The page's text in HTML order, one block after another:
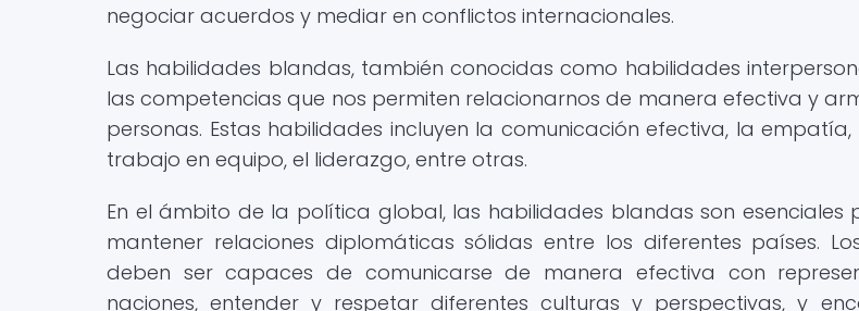
negociar acuerdos y mediar en conflictos internacionales.
Las habilidades blandas, también conocidas como habilidades
las competencias que nos permiten relacionarnos de manera efectiva y
personas. Estas habilidades incluyen la comunicación efectiva, la
trabajo en equipo, el liderazgo, entre otras.
En el ámbito de la política global, las habilidades blandas son esenciales
mantener relaciones diplomáticas sólidas entre los diferentes países.
deben ser capaces de comunicarse de manera efectiva con
naciones, entender y respetar diferentes culturas y perspectivas, y